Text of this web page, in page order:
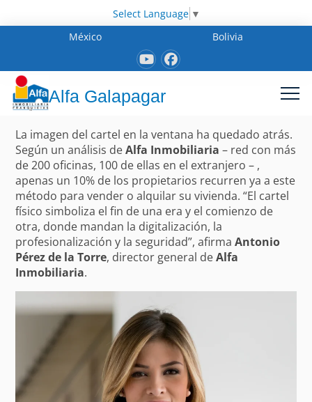
Select Language ▼
México
Bolivia
Alfa Galapagar
La imagen del cartel en la ventana ha quedado atrás.
Según un análisis deAlfa Inmobiliaria – red con más
de 200 oficinas, 100 de ellas en el extranjero – ,
apenas un 10% de los propietarios recurren ya a este
método para vender o alquilar su vivienda. “El cartel
físico simboliza el fin de una era y el comienzo de
otra, donde mandan la digitalización, la
profesionalización y la seguridad”, afirmaAntonio
Pérez de la Torre, director general deAlfa
Inmobiliaria.